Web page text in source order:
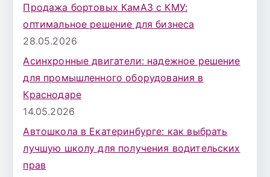
Продажа бортовых КамАЗ с КМУ:
оптимальное решение для бизнеса
28.05.2026
Асинхронные двигатели: надежное решение
для промышленного оборудования в
Краснодаре
14.05.2026
Автошкола в Екатеринбурге: как выбрать
лучшую школу для получения водительских
прав